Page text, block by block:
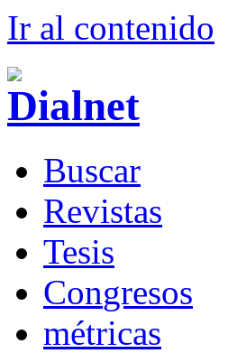
Ir al contenido
Buscar
Revistas
Tesis
Congresos
métricas